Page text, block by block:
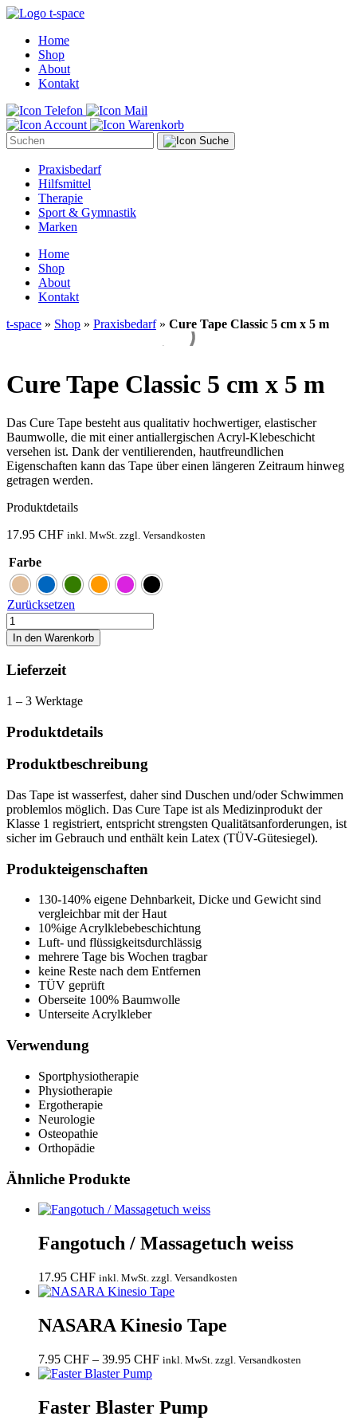
Home
Shop
About
Kontakt
Suche
Praxisbedarf
Hilfsmittel
Therapie
Sport & Gymnastik
Marken
Home
Shop
About
Kontakt
t-space » Shop » Praxisbedarf» Cure Tape Classic 5 cm x 5 m
Cure Tape Classic 5 cm x 5 m
Das Cure Tape besteht aus qualitativ hochwertiger, elastischer
Baumwolle, die mit einer antiallergischen Acryl-Klebeschicht
versehen ist. Dank der ventilierenden, hautfreundlichen
Eigenschaften kann das Tape über einen längeren Zeitraum hinweg
getragen werden.
Produktdetails
17.95 CHF inkl. MwSt. zzgl. Versandkosten
Farbe
Zurücksetzen
Cure
Tape
Classic
5
cm
5
Menge
In den Warenkorb
Lieferzeit
1 – 3 Werktage
Produktdetails
Produktbeschreibung
Das Tape ist wasserfest, daher sind Duschen und/oder Schwimmen
problemlos möglich. Das Cure Tape ist als Medizinprodukt der
Klasse 1 registriert, entspricht strengsten Qualitätsanforderungen, ist
sicher im Gebrauch und enthält kein Latex (TÜV-Gütesiegel).
Produkteigenschaften
130-140% eigene Dehnbarkeit, Dicke und Gewicht sind
vergleichbar mit der Haut
10%ige Acrylklebebeschichtung
Luft- und flüssigkeitsdurchlässig
mehrere Tage bis Wochen tragbar
keine Reste nach dem Entfernen
TÜV geprüft
Oberseite 100% Baumwolle
Unterseite Acrylkleber
Verwendung
Sportphysiotherapie
Physiotherapie
Ergotherapie
Neurologie
Osteopathie
Orthopädie
Ähnliche Produkte
Fangotuch / Massagetuch weiss
17.95 CHF inkl. MwSt. zzgl. Versandkosten
NASARA Kinesio Tape
7.95 CHF – 39.95 CHFPreisspanne:
39.95 CHF
inkl. MwSt. zzgl. Versandkosten
Faster Blaster Pump